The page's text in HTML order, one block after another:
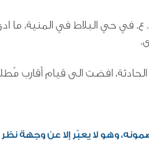
حي البلاط في المنية، ما ادى
افضت الى قيام أقارب
وهو لا يعبّر إلا عن وجهة